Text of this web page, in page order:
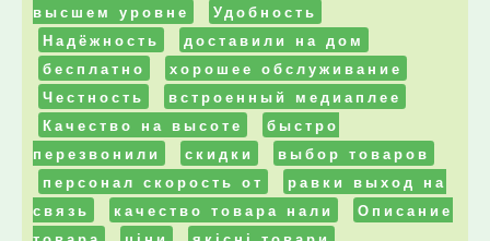
высшем уровне
Удобность
Надёжность
доставили на дом
бесплатно
хорошее обслуживание
Честность
встроенный медиаплее
Качество на высоте
быстро
перезвонили
скидки
выбор товаров
персонал скорость от
равки выход на
связь
качество товара нали
Описание